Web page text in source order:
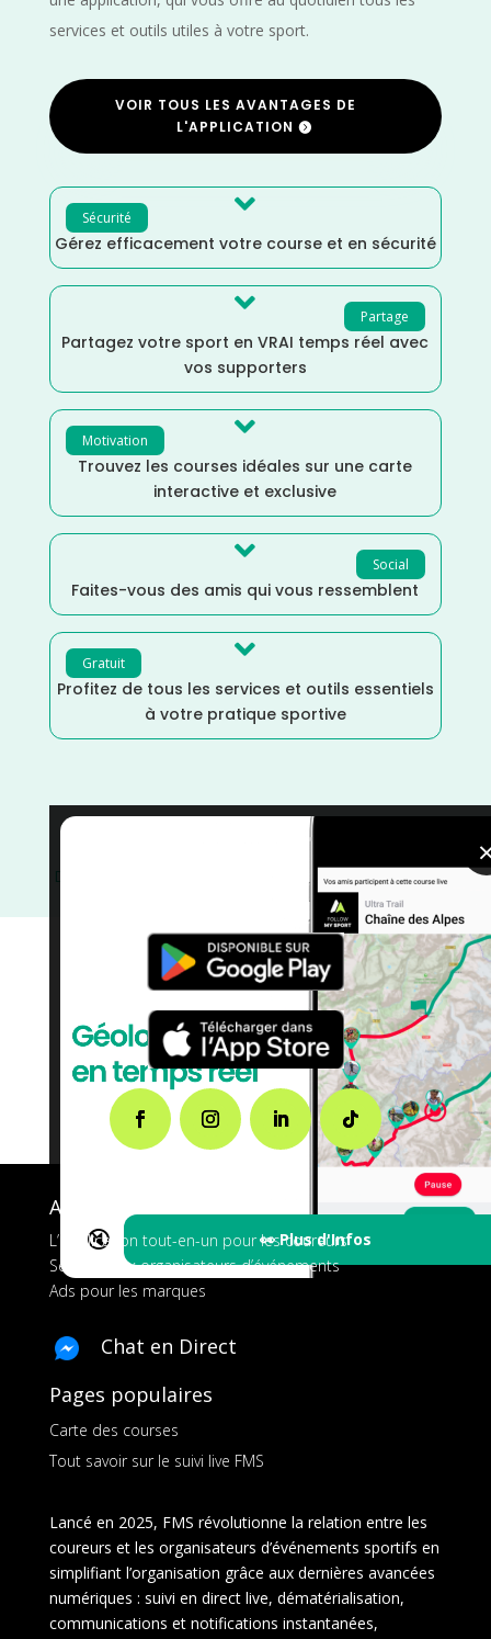
services et outils utiles à votre sport.
VOIR TOUS LES AVANTAGES DE
L'APPLICATION
Sécurité 
Gérez efficacement votre course et en sécurité
Partage

Partagez votre sport en VRAI temps réel avec
vos supporters
Motivation 
Trouvez les courses idéales sur une carte
interactive et exclusive
Social

Faites-vous des amis qui vous ressemblent
Gratuit 
Profitez de tous les services et outils essentiels
à votre pratique sportive
🔇 👀 Plus d'Infos
Distance Marathon
courses/Centre
A propos de FMS
L’application tout-en-un pour les coureurs
Services aux organisateurs d’événements
Ads pour les marques
Chat en Direct
Pages populaires
Carte des courses
Tout savoir sur le suivi live FMS
Lancé en 2025, FMS révolutionne la relation entre les
coureurs et les organisateurs d’événements sportifs en
simplifiant l’organisation grâce aux dernières avancées
numériques : suivi en direct live, dématérialisation,
communications et notifications instantanées,